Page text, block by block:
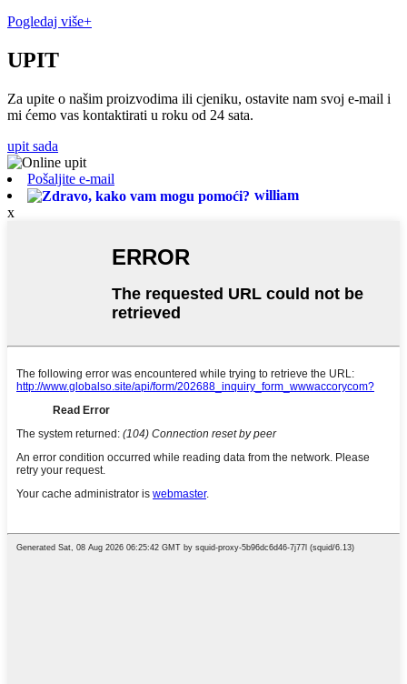
Pogledaj više+
UPIT
Za upite o našim proizvodima ili cjeniku, ostavite nam svoj e-mail i
mi ćemo vas kontaktirati u roku od 24 sata.
upit sada
Pošaljite e-mail
william
x